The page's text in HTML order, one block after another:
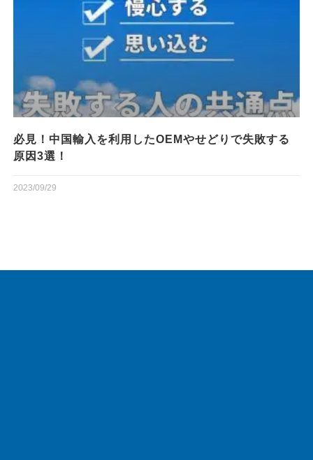
必見！中国輸入を利用したOEMやせどりで失敗する
原因3選！
2023/09/29